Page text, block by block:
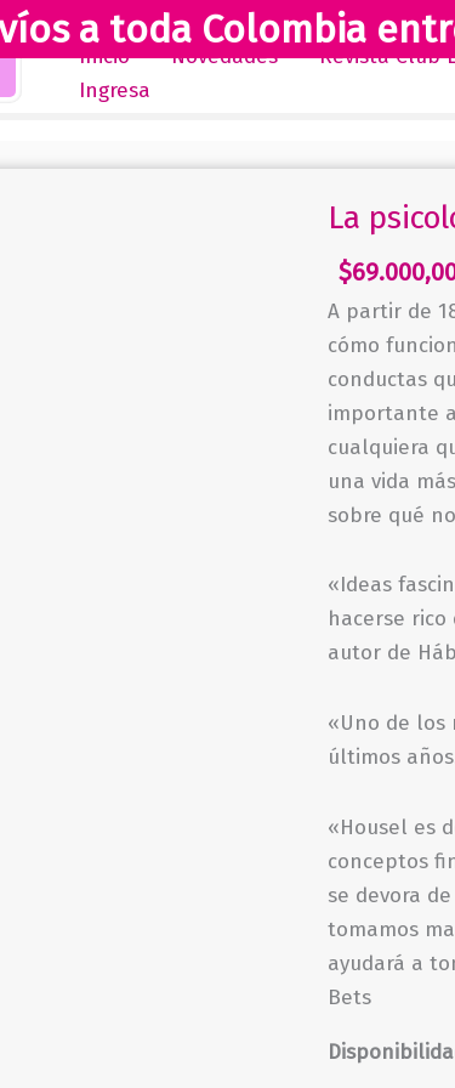
a toda Colombia
Inicio Novedades Revista Club
Ingresa
La
$
A partir de
cómo
conductas
importante
cualquiera
una vida
sobre qué
«Ideas
hacerse
autor de
«Uno de los
últimos
«Housel es
conceptos
se devora
tomamos
ayudará a
Bets